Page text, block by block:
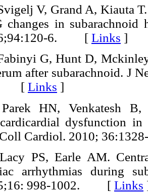
V, Grand A, Kiauta
changes in subarachnoid
6. [ Links ]
G, Hunt D,
after subarachnoid. J
[ Links ]
HN, Venkatesh
dysfunction in
Cardiol. 2010;
PS, Earle AM.
arrhythmias during
998-1002. [ Links